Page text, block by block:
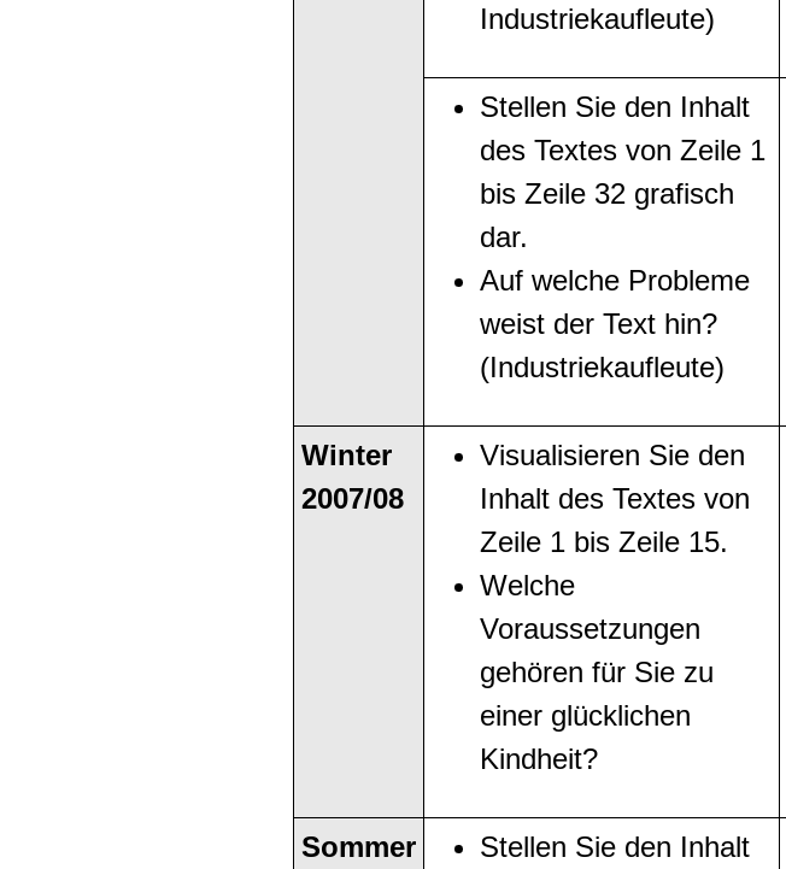
Industriekaufleute)
Stellen Sie den Inhalt
des Textes von Zeile 1
bis Zeile 32 grafisch
dar.
Auf welche Probleme
weist der Text hin?
(Industriekaufleute)
Winter
2007/08
Visualisieren Sie den
Inhalt des Textes von
Zeile 1 bis Zeile 15.
Welche
Voraussetzungen
gehören für Sie zu
einer glücklichen
Kindheit?
Sommer
Stellen Sie den Inhalt